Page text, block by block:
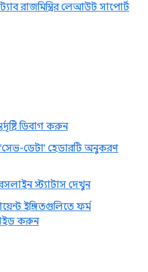
রাজমিস্ত্রির লেআউট সাপোর্ট
ডিবাগ করুন
ডেটা' হেডারটি অনুকরণ
স্ট্যাটাস দেখুন
ইঙ্গিতগুলিতে ফর্ম
করুন